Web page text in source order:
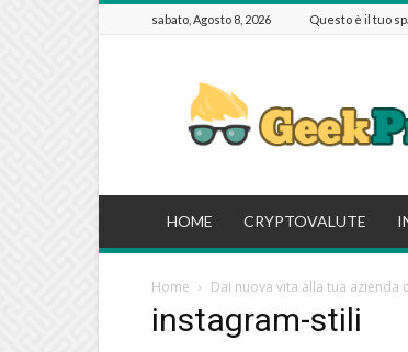
sabato, Agosto 8, 2026 Questo è il tuo
HOME CRYPTOVALUTE
Home Dai nuova vita alla tua azienda
instagram-stili